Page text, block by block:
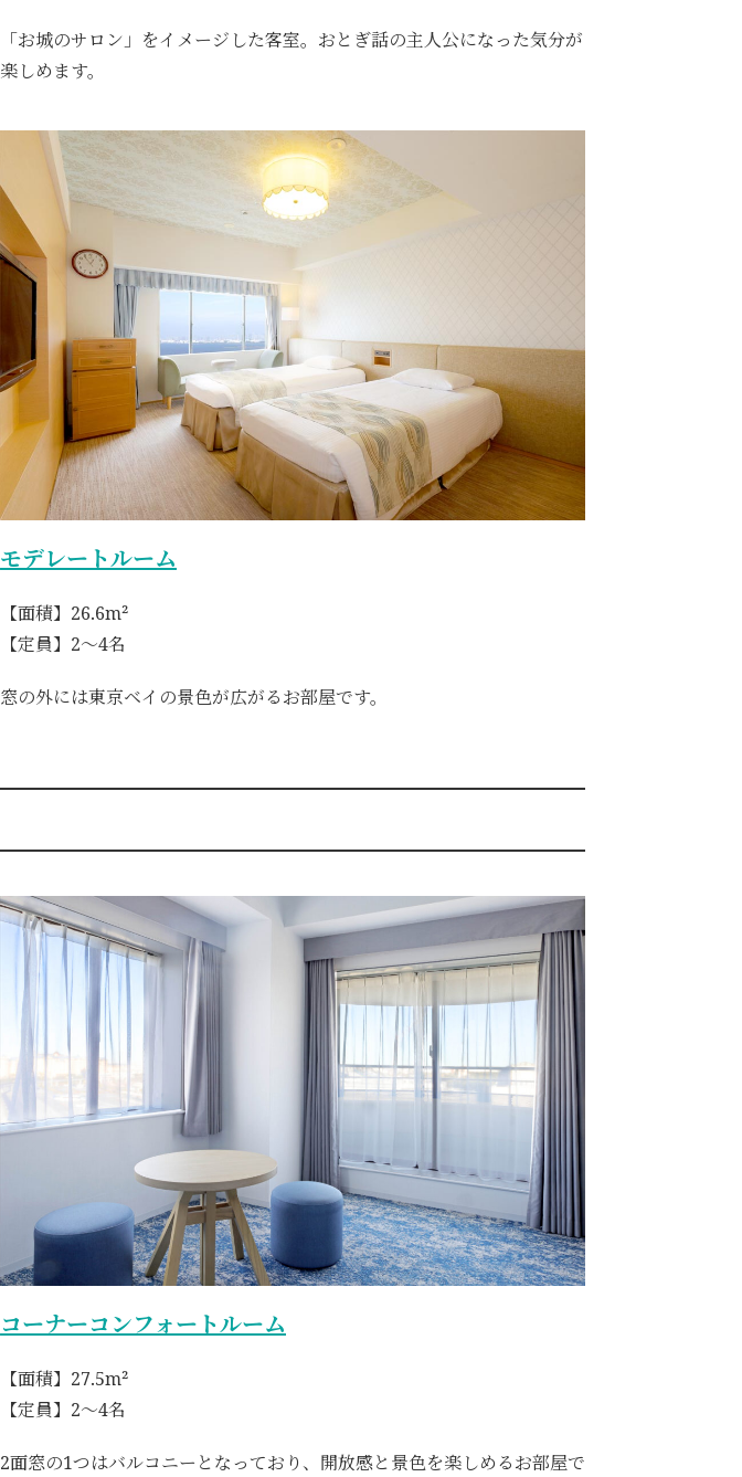
「お城のサロン」をイメージした客室。おとぎ話の主人公になった気分が
楽しめます。
モデレートルーム
【面積】26.6m²
【定員】2～4名
窓の外には東京ベイの景色が広がるお部屋です。
コーナーコンフォートルーム
【面積】27.5m²
【定員】2～4名
2面窓の1つはバルコニーとなっており、開放感と景色を楽しめるお部屋で